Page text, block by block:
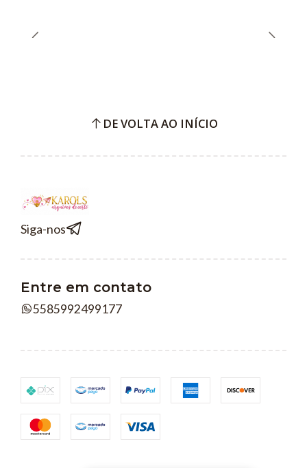
DE VOLTA AO INÍCIO
Siga-nos
Entre em contato
5585992499177